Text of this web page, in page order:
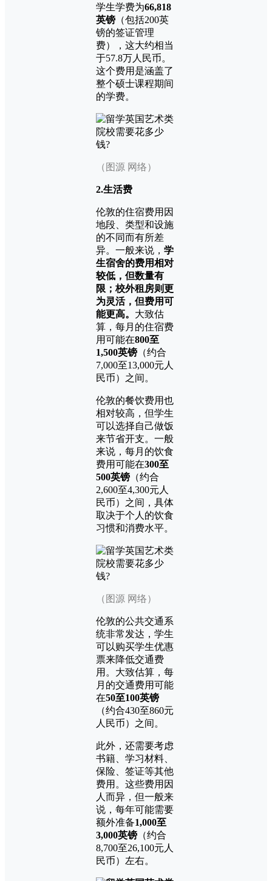
学生学费为66,818
英镑 （包括200英
镑的签证管理
费），这大约相当
于57.8万人民币。
这个费用是涵盖了
整个硕士课程期间
的学费。
（图源 网络）
2.生活费
伦敦的住宿费用因
地段、类型和设施
的不同而有所差
异。一般来说， 学
生宿舍的费用相对
较低，但数量有
限；校外租房则更
为灵活，但费用可
能更高。 大致估
算，每月的住宿费
用可能在800至
1,500英镑 （约合
7,000至13,000元人
民币）之间。
伦敦的餐饮费用也
相对较高，但学生
可以选择自己做饭
来节省开支。一般
来说，每月的饮食
费用可能在300至
500英镑 （约合
2,600至4,300元人
民币）之间，具体
取决于个人的饮食
习惯和消费水平。
（图源 网络）
伦敦的公共交通系
统非常发达，学生
可以购买学生优惠
票来降低交通费
用。大致估算，每
月的交通费用可能
在50至100英镑
（约合430至860元
人民币）之间。
此外，还需要考虑
书籍、学习材料、
保险、签证等其他
费用。这些费用因
人而异，但一般来
说，每年可能需要
额外准备1,000至
3,000英镑 （约合
8,700至26,100元人
民币）左右。